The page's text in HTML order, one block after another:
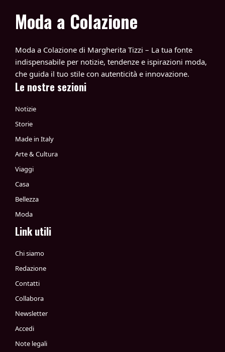
Moda a Colazione
Moda a Colazione di Margherita Tizzi – La tua fonte
indispensabile per notizie, tendenze e ispirazioni moda,
che guida il tuo stile con autenticità e innovazione.
Le nostre sezioni
Notizie
Storie
Made in Italy
Arte & Cultura
Viaggi
Casa
Bellezza
Moda
Link utili
Chi siamo
Redazione
Contatti
Collabora
Newsletter
Accedi
Note legali